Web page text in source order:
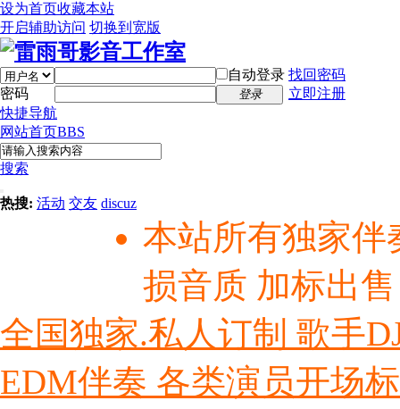
设为首页收藏本站
开启辅助访问 切换到宽版
自动登录 找回密码
密码
登录
立即注册
快捷导航
网站首页BBS
搜索
热搜: 活动 交友 discuz
本站所有独家伴
损音质 加标出
全国独家.私人订制 歌手
EDM伴奏 各类演员开场